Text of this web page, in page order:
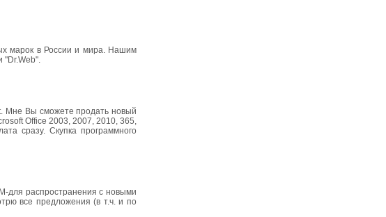
марок в России и мира. Нашим
"Dr.Web".
Мне Вы сможете продать новый
Office 2003, 2007, 2010, 365,
сразу. Скупка программного
для распространения с новыми
все предложения (в т.ч. и по